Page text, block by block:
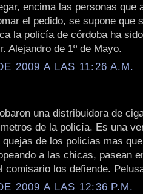
encima las personas que
el pedido, se supone que
la policía de córdoba ha
Alejandro de 1º de Mayo.
2009 A LAS 11:26 A.M.
una distribuidora de
de la policía. Es una
de los policias mas
a las chicas, pasean
comisario los defiende.
2009 A LAS 12:36 P.M.